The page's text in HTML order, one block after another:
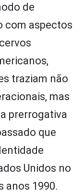
de
com aspectos
traziam não
mas
prerrogativa
que
Unidos no
anos 1990.